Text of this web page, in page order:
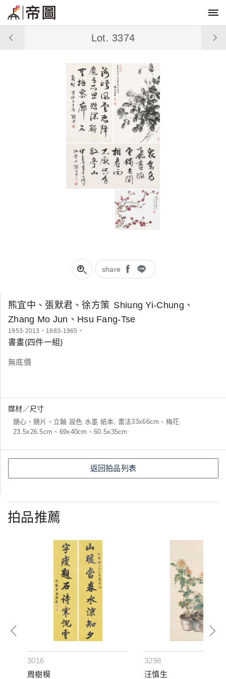
share
Lot. 3374
熊宜中、張默君、徐方策 Shiung Yi-Chung、
Zhang Mo Jun、Hsu Fang-Tse
1953-2013、1883-1965、
書畫(四件一組)
無底價
媒材／尺寸
鏡心、鏡片、立軸 設色 水墨 紙本, 書法33x66cm、梅花
23.5x26.5cm、69x40cm、60.5x35cm
返回拍品列表
拍品推薦
3016
周樹模
3298
汪慎生